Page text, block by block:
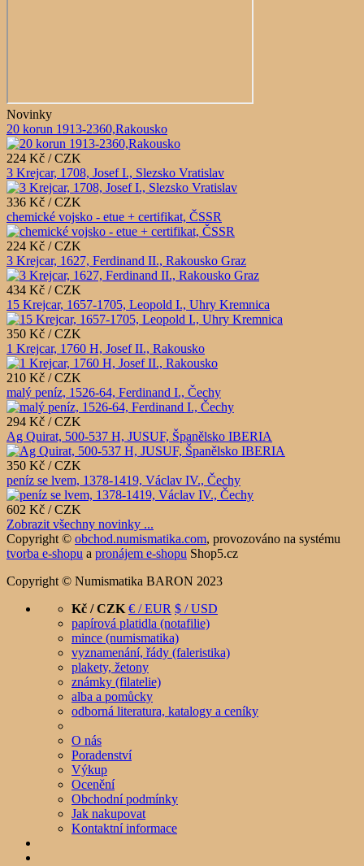
Novinky
20 korun 1913-2360,Rakousko
224 Kč / CZK
3 Krejcar, 1708, Josef I., Slezsko Vratislav
336 Kč / CZK
chemické vojsko - etue + certifikat, ČSSR
224 Kč / CZK
3 Krejcar, 1627, Ferdinand II., Rakousko Graz
434 Kč / CZK
15 Krejcar, 1657-1705, Leopold I., Uhry Kremnica
350 Kč / CZK
1 Krejcar, 1760 H, Josef II., Rakousko
210 Kč / CZK
malý peníz, 1526-64, Ferdinand I., Čechy
294 Kč / CZK
Ag Quirat, 500-537 H, JUSUF, Španělsko IBERIA
350 Kč / CZK
peníz se lvem, 1378-1419, Václav IV., Čechy
602 Kč / CZK
Zobrazit všechny novinky ...
Copyright © obchod.numismatika.com, provozováno na systému
tvorba e-shopu a pronájem e-shopu Shop5.cz
Copyright © Numismatika BARON 2023
Kč / CZK € / EUR $ / USD
papírová platidla (notafilie)
mince (numismatika)
vyznamenání, řády (faleristika)
plakety, žetony
známky (filatelie)
alba a pomůcky
odborná literatura, katalogy a ceníky
O nás
Poradenství
Výkup
Ocenění
Obchodní podmínky
Jak nakupovat
Kontaktní informace